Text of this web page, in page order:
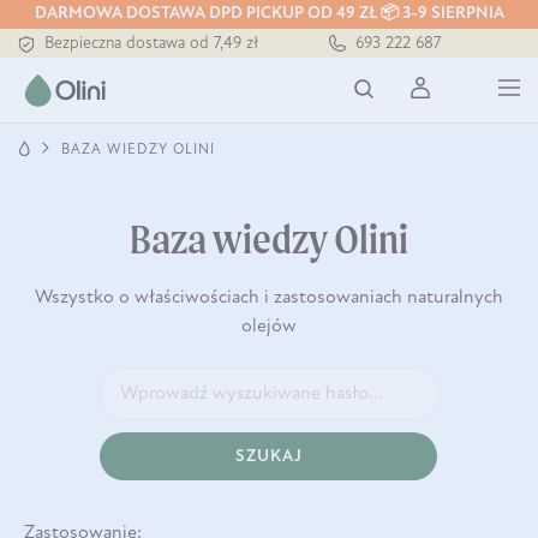
DARMOWA DOSTAWA DPD PICKUP OD 49 ZŁ 📦 3-9 SIERPNIA
Tłoczony zawsze na zimno
Bezpieczna dostawa od 7,49 zł
Tłoczony zawsze na zimno
693 222 687
BAZA WIEDZY OLINI
Baza wiedzy Olini
Wszystko o właściwościach i zastosowaniach naturalnych
olejów
SZUKAJ
Zastosowanie: